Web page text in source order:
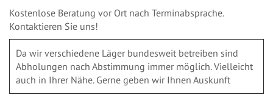
Kostenlose Beratung vor Ort nach Terminabsprache.
Kontaktieren Sie uns!
Da wir verschiedene Läger bundesweit betreiben sind
Abholungen nach Abstimmung immer möglich. Vielleicht
auch in Ihrer Nähe. Gerne geben wir Ihnen Auskunft